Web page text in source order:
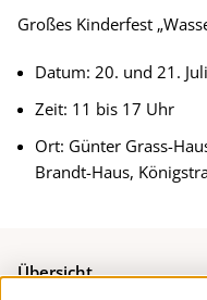
Großes Kinderfest
Datum: 20. und 21.
Zeit: 11 bis 17 Uhr
Ort: Günter Grass-
Brandt-Haus,
Übersicht